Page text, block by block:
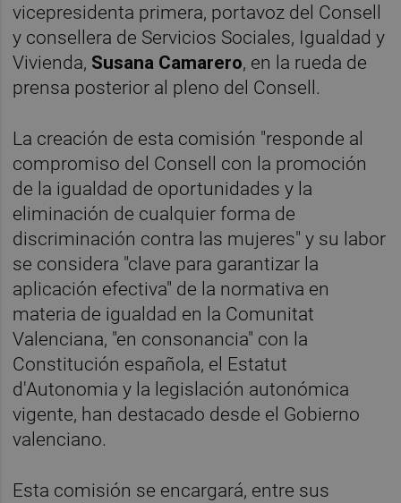
vicepresidenta primera, portavoz del Consell
y consellera de Servicios Sociales, Igualdad y
Vivienda, Susana Camarero, en la rueda de
prensa posterior al pleno del Consell.
La creación de esta comisión "responde al
compromiso del Consell con la promoción
de la igualdad de oportunidades y la
eliminación de cualquier forma de
discriminación contra las mujeres" y su labor
se considera "clave para garantizar la
aplicación efectiva" de la normativa en
materia de igualdad en la Comunitat
Valenciana, "en consonancia" con la
Constitución española, el Estatut
d'Autonomia y la legislación autonómica
vigente, han destacado desde el Gobierno
valenciano.
Esta comisión se encargará, entre sus